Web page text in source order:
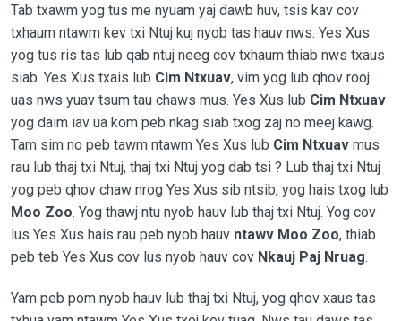
Tab txawm yog tus me nyuam yaj dawb huv, tsis kav cov
txhaum ntawm kev txi Ntuj kuj nyob tas hauv nws. Yes Xus
yog tus ris tas lub qab ntuj neeg cov txhaum thiab nws txaus
siab. Yes Xus txais lub Cim Ntxuav, vim yog lub qhov rooj
uas nws yuav tsum tau chaws mus. Yes Xus lub Cim Ntxuav
yog daim iav ua kom peb nkag siab txog zaj no meej kawg.
Tam sim no peb tawm ntawm Yes Xus lub Cim Ntxuavmus
rau lub thaj txi Ntuj, thaj txi Ntuj yog dab tsi ? Lub thaj txi Ntuj
yog peb qhov chaw nrog Yes Xus sib ntsib, yog hais txog lub
Moo Zoo. Yog thawj ntu nyob hauv lub thaj txi Ntuj. Yog cov
lus Yes Xus hais rau peb nyob hauv ntawv Moo Zoo, thiab
peb teb Yes Xus cov lus nyob hauv cov Nkauj Paj Nruag.
Yam peb pom nyob hauv lub thaj txi Ntuj, yog qhov xaus tas